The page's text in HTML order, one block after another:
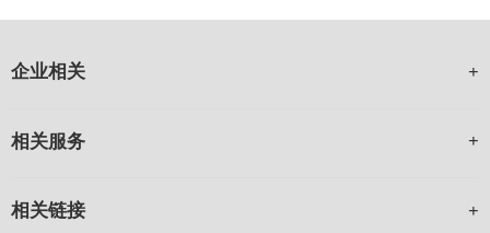
企业相关
相关服务
相关链接